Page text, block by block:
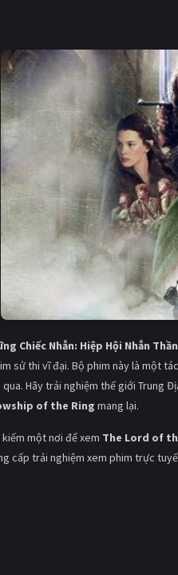
Chiếc Nhẫn: Hiệp Hội Nhẫn
sử thi vĩ đại. Bộ phim này là một
Hãy trải nghiệm thế giới Trung
of the Ring mang lại.
một nơi để xem The Lord of
cấp trải nghiệm xem phim trực